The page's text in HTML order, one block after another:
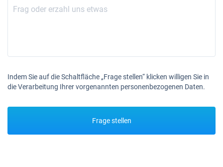
Indem Sie auf die Schaltfläche „Frage stellen“ klicken willigen Sie in
die Verarbeitung Ihrer vorgenannten personenbezogenen Daten.
Frage stellen